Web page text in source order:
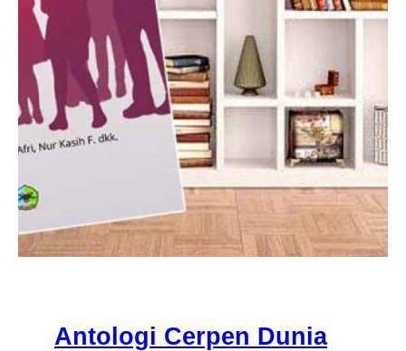
Antologi Cerpen Dunia